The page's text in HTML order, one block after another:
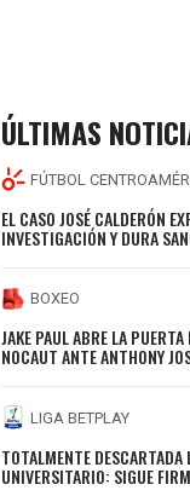
ÚLTIMAS
FÚTBOL
EL CASO JOSÉ CALDERÓN
INVESTIGACIÓN Y DURA
BOXEO
JAKE PAUL ABRE LA
NOCAUT ANTE ANTHONY
LIGA BETPLAY
TOTALMENTE
UNIVERSITARIO: SIGUE